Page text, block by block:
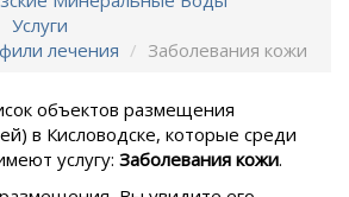
Услуги
лечения
Заболевания кожи
объектов размещения
в Кисловодске, которые среди
услугу: Заболевания кожи.